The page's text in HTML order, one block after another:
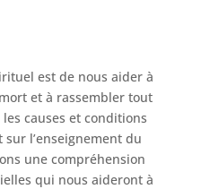
est de nous aider à
et à rassembler tout
causes et conditions
sur l’enseignement du
une compréhension
qui nous aideront à